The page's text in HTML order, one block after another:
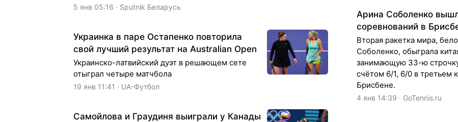
5 янв 05:16 · Sputnik Беларусь
Арина Соболенко
соревнований в
Вторая ракетка мира,
Соболенко, обыграла
занимающую 33-ю
счётом 6/1, 6/0 в третьем
Брисбене.
4 янв 14:39 · GoTennis.ru
Украинка в паре Остапенко повторила
свой лучший результат на Australian Open
Украинско-латвийский дуэт в решающем сете
отыграл четыре матчбола
19 янв 11:41 · UA-Футбол
Самойлова и Граудиня выиграли у Канады